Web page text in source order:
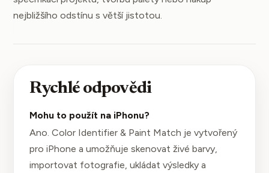
nejbližšího odstínu s větší jistotou.
Rychlé odpovědi
Mohu to použít na iPhonu?
Ano. Color Identifier & Paint Match je vytvořený
pro iPhone a umožňuje skenovat živé barvy,
importovat fotografie, ukládat výsledky a